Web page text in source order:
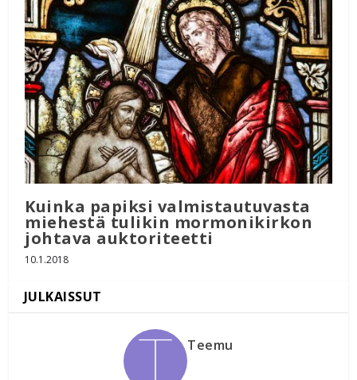
Kuinka papiksi valmistautuvasta
miehestä tulikin mormonikirkon
johtava auktoriteetti
10.1.2018
Teemu